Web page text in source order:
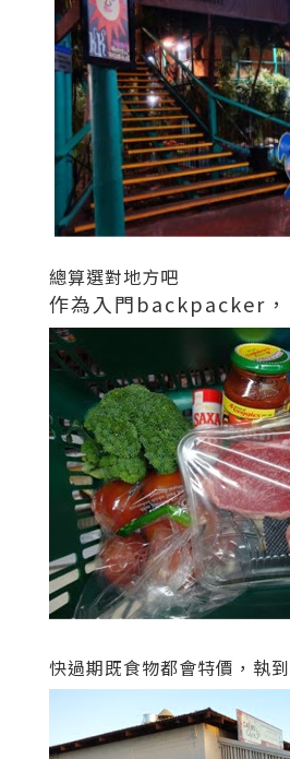
總算選對地方吧
作為入門backpacker，
快過期既食物都會特價，執